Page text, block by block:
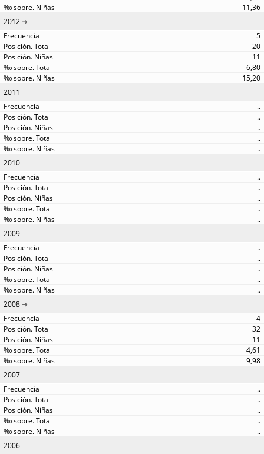
11,36
2012
5
20
11
6,80
15,20
2011
..
..
..
..
..
2010
..
..
..
..
..
2009
..
..
..
..
..
2008
4
32
11
4,61
9,98
2007
..
..
..
..
..
2006